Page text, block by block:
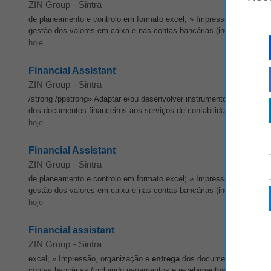
ZIN Group - Sintra
de planeamento e controlo em formato excel; » Impressão,
gestão dos valores em caixa e nas contas bancárias (incluindo
hoje
Financial Assistant
ZIN Group - Sintra
/strong /ppstrong» Adaptar e/ou desenvolver instrumentos de
dos documentos financeiros aos serviços de contabilidade; /strong /
hoje
Financial Assistant
ZIN Group - Sintra
de planeamento e controlo em formato excel; » Impressão,
gestão dos valores em caixa e nas contas bancárias (incluindo
hoje
Financial assistant
ZIN Group - Sintra
excel; » Impressão, organização e entrega dos documentos